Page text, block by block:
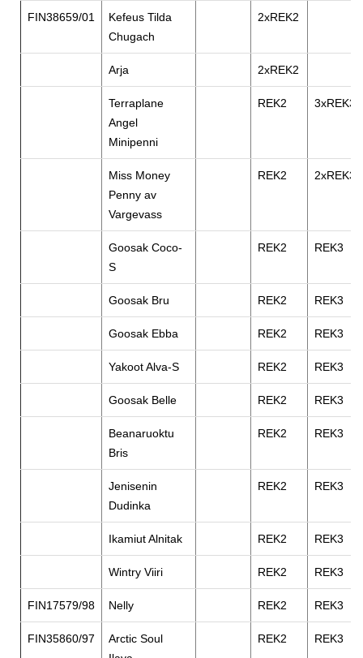
FIN38659/01
Kefeus Tilda
Chugach
2xREK2
Arja 2xREK2
Terraplane
Angel
Minipenni
REK2 3xREK3
Miss Money
Penny av
Vargevass
REK2 2xREK3
Goosak Coco-
S
REK2 REK3
Goosak Bru REK2 REK3
Goosak Ebba REK2 REK3
Yakoot Alva-S REK2 REK3
Goosak Belle REK2 REK3
Beanaruoktu
Bris
REK2 REK3
Jenisenin
Dudinka
REK2 REK3
Ikamiut Alnitak REK2 REK3
Wintry Viiri REK2 REK3
FIN17579/98 Nelly REK2 REK3
FIN35860/97
Arctic Soul
REK2 REK3